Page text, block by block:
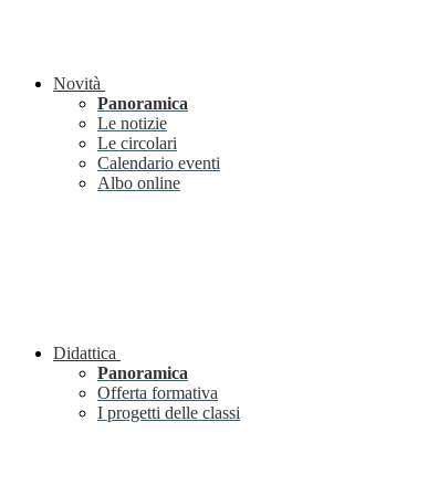
Novità
Panoramica
Le notizie
Le circolari
Calendario eventi
Albo online
Didattica
Panoramica
Offerta formativa
I progetti delle classi